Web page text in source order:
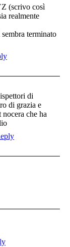
(scrivo così
realmente
terminato
di
di grazia e
nocera che ha